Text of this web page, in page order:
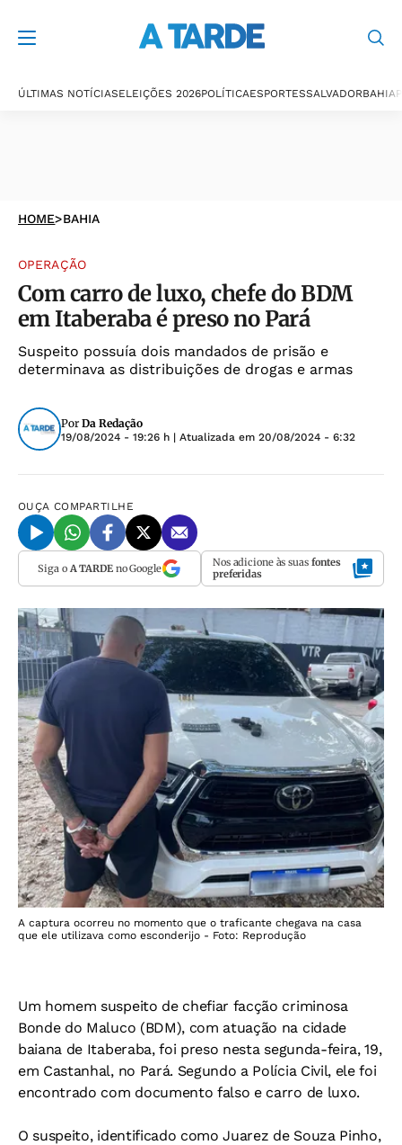
ÚLTIMAS NOTÍCIASELEIÇÕES 2026POLÍTICAESPORTESSALVADORBAHIA
HOME>BAHIA
OPERAÇÃO
Com carro de luxo, chefe do BDM
em Itaberaba é preso no Pará
Suspeito possuía dois mandados de prisão e
determinava as distribuições de drogas e armas
Por Da Redação
19/08/2024 - 19:26 h | Atualizada em 20/08/2024 - 6:32
OUÇA COMPARTILHE
Siga o A TARDEno Google Nos adicione às suas fontes
preferidas
A captura ocorreu no momento que o traficante chegava na casa
que ele utilizava como esconderijo - Foto: Reprodução
Um homem suspeito de chefiar facção criminosa
Bonde do Maluco (BDM), com atuação na cidade
baiana de Itaberaba, foi preso nesta segunda-feira, 19,
em Castanhal, no Pará. Segundo a Polícia Civil, ele foi
encontrado com documento falso e carro de luxo.
O suspeito, identificado como Juarez de Souza Pinho,